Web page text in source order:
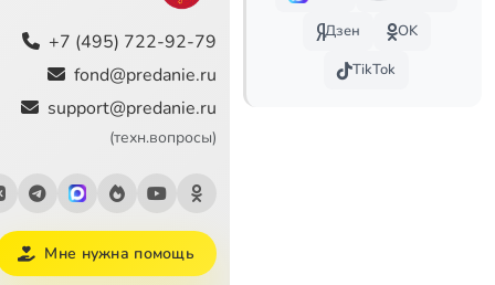
24:25
26:17
23:56
25:19
+7 (495) 722-92-79
fond@predanie.ru
support@predanie.ru
(техн.вопросы)
Мне нужна помощь
Дзен
OK
TikTok